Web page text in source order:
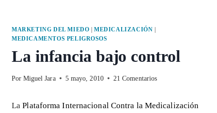
MARKETING DEL MIEDO |MEDICALIZACIÓN
MEDICAMENTOS PELIGROSOS
La infancia bajo control
Por Miguel Jara 5 mayo, 2010 21 Comentarios
LaPlataforma Internacional Contra la Medicalización